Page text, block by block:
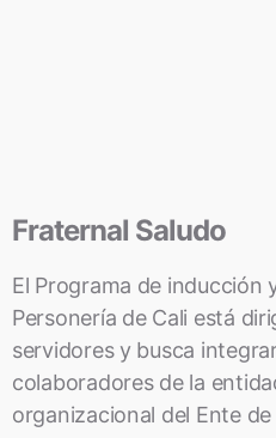
Fraternal Saludo
El Programa de inducción
Personería de Cali está
servidores y busca
colaboradores de la
organizacional del Ente